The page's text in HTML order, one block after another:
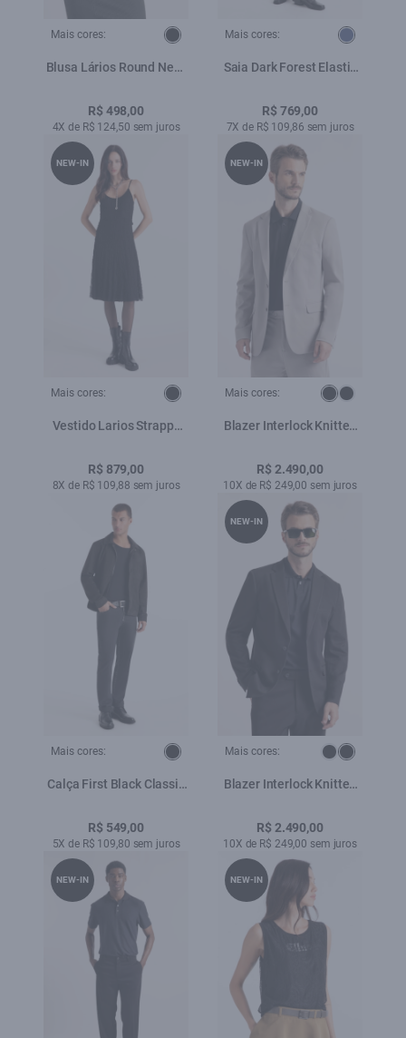
Mais cores:
Blusa Lários Round Neck
R$ 498,00
4X de R$ 124,50 sem juros
Mais cores:
Saia Dark Forest Elastic
R$ 769,00
7X de R$ 109,86 sem juros
Mais cores:
Vestido Larios Strappy
R$ 879,00
8X de R$ 109,88 sem juros
NEW-IN
Mais cores:
Blazer Interlock Knitted
R$ 2.490,00
10X de R$ 249,00 sem juros
NEW-IN
Mais cores:
Calça First Black Classic
Luva
R$ 549,00
5X de R$ 109,80 sem juros
Mais cores:
Blazer Interlock Knitted
R$ 2.490,00
10X de R$ 249,00 sem juros
NEW-IN
NEW-IN NEW-IN